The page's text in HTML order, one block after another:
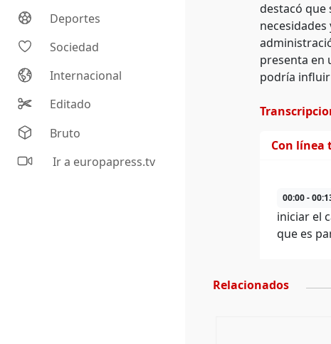
Deportes
Sociedad
Internacional
Editado
Bruto
Ir a europapress.tv
destacó que
presenta en
podría influir
Con línea
00:00 -
iniciar el
que es
Relacionados